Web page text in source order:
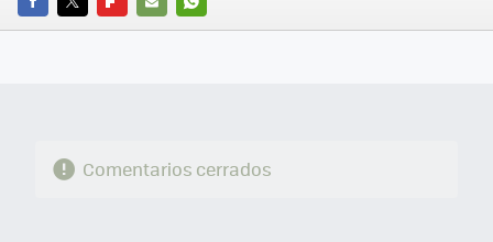
FACEBOOK
TWITTERFLIPBOARD
E-
WHATSAPP
Comentarios cerrados